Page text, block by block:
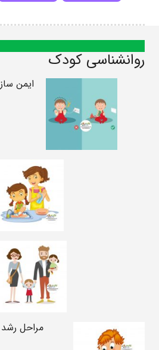
روانشناسی کودک
ایمن
مراحل